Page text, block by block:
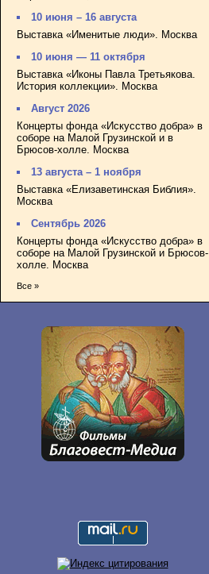
10 июня – 16 августа
Выставка «Именитые люди». Москва
10 июня — 11 октября
Выставка «Иконы Павла Третьякова.
История коллекции». Москва
Август 2026
Концерты фонда «Искусство добра» в
соборе на Малой Грузинской и в
Брюсов-холле. Москва
13 августа – 1 ноября
Выставка «Елизаветинская Библия».
Москва
Сентябрь 2026
Концерты фонда «Искусство добра» в
соборе на Малой Грузинской и Брюсов-
холле. Москва
Все »